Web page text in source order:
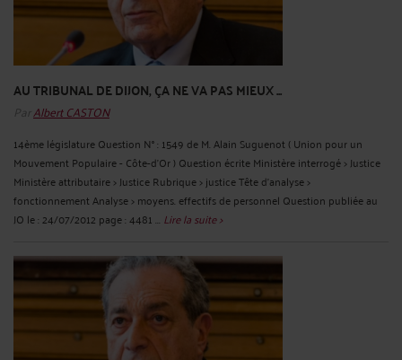
AU TRIBUNAL DE DIJON, ÇA NE VA PAS MIEUX ...
ParAlbert CASTON
14ème législature Question N° : 1549 de M. Alain Suguenot ( Union pour un
Mouvement Populaire - Côte-d'Or ) Question écrite Ministère interrogé > Justice
Ministère attributaire > Justice Rubrique > justice Tête d'analyse >
fonctionnement Analyse > moyens. effectifs de personnel Question publiée au
JO le : 24/07/2012 page : 4481 ... Lire la suite >